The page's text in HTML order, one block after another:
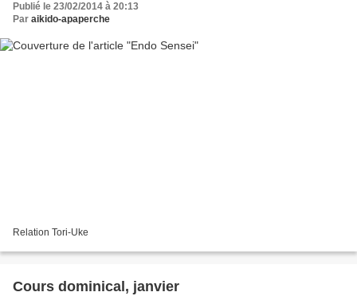
Publié le 23/02/2014 à 20:13
Par aikido-apaperche
Relation Tori-Uke
Cours dominical, janvier